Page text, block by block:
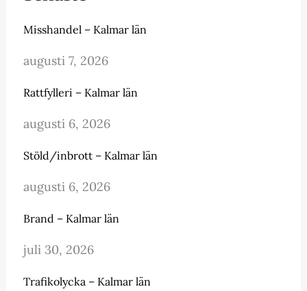
Misshandel – Kalmar län
augusti 7, 2026
Rattfylleri – Kalmar län
augusti 6, 2026
Stöld/inbrott – Kalmar län
augusti 6, 2026
Brand – Kalmar län
juli 30, 2026
Trafikolycka – Kalmar län